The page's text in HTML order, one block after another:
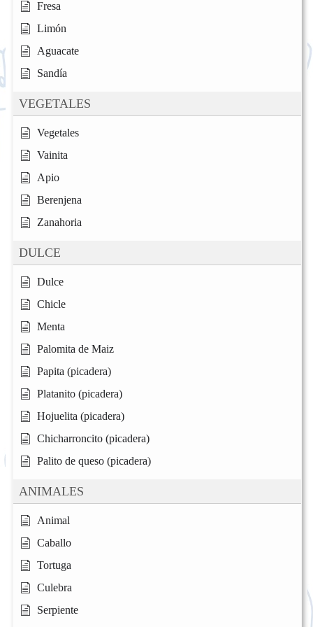
Fresa
Limón
Aguacate
Sandía
VEGETALES
Vegetales
Vainita
Apio
Berenjena
Zanahoria
DULCE
Dulce
Chicle
Menta
Palomita de Maiz
Papita (picadera)
Platanito (picadera)
Hojuelita (picadera)
Chicharroncito (picadera)
Palito de queso (picadera)
ANIMALES
Animal
Caballo
Tortuga
Culebra
Serpiente